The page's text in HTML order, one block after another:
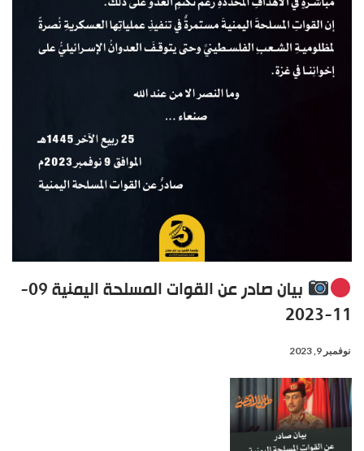
بيان صادر عن القوات المسلحة اليمنية 09-
11-2023
نوفمبر 9, 2023